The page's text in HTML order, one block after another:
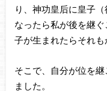
り、神功皇后に皇子
なったら私が後を継
子が生まれたらそれも
そこで、自分が位を
ました。